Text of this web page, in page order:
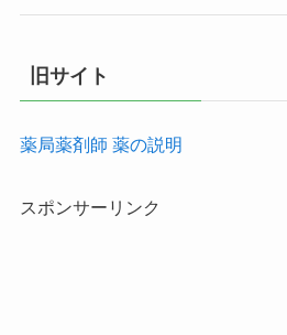
旧サイト
薬局薬剤師 薬の説明
スポンサーリンク